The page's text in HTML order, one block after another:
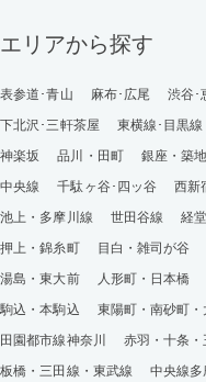
エリアから探す
表参道･青山 麻布･広尾 渋谷･
下北沢･三軒茶屋
東横線･目黒線
神楽坂
品川・田町 銀座・築地
中央線
千駄ヶ谷･四ッ谷 西新
池上・多摩川線
世田谷線 経
押上・錦糸町
目白・雑司が谷
湯島・東大前
人形町・日本橋
駒込・本駒込
東陽町・南砂町・
田園都市線神奈川
赤羽・十条・
板橋・三田線・東武線
中央線多